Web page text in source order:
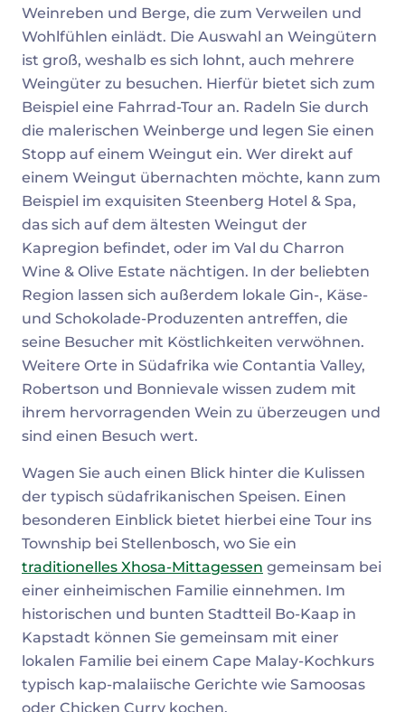
Weinreben und Berge, die zum Verweilen und
Wohlfühlen einlädt. Die Auswahl an Weingütern
ist groß, weshalb es sich lohnt, auch mehrere
Weingüter zu besuchen. Hierfür bietet sich zum
Beispiel eine Fahrrad-Tour an. Radeln Sie durch
die malerischen Weinberge und legen Sie einen
Stopp auf einem Weingut ein. Wer direkt auf
einem Weingut übernachten möchte, kann zum
Beispiel im exquisiten Steenberg Hotel & Spa,
das sich auf dem ältesten Weingut der
Kapregion befindet, oder im Val du Charron
Wine & Olive Estate nächtigen. In der beliebten
Region lassen sich außerdem lokale Gin-, Käse-
und Schokolade-Produzenten antreffen, die
seine Besucher mit Köstlichkeiten verwöhnen.
Weitere Orte in Südafrika wie Contantia Valley,
Robertson und Bonnievale wissen zudem mit
ihrem hervorragenden Wein zu überzeugen und
sind einen Besuch wert.
Wagen Sie auch einen Blick hinter die Kulissen
der typisch südafrikanischen Speisen. Einen
besonderen Einblick bietet hierbei eine Tour ins
Township bei Stellenbosch, wo Sie ein
traditionelles Xhosa-Mittagessen gemeinsam bei
einer einheimischen Familie einnehmen. Im
historischen und bunten Stadtteil Bo-Kaap in
Kapstadt können Sie gemeinsam mit einer
lokalen Familie bei einem Cape Malay-Kochkurs
typisch kap-malaiische Gerichte wie Samoosas
oder Chicken Curry kochen.